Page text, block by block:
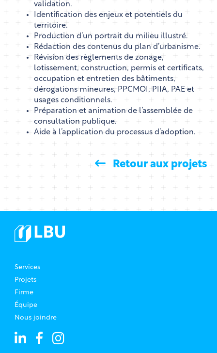
validation.
Identification des enjeux et potentiels du
territoire.
Production d’un portrait du milieu illustré.
Rédaction des contenus du plan d’urbanisme.
Révision des règlements de zonage,
lotissement, construction, permis et certificats,
occupation et entretien des bâtiments,
dérogations mineures, PPCMOI, PIIA, PAE et
usages conditionnels.
Préparation et animation de l’assemblée de
consultation publique.
Aide à l’application du processus d’adoption.
Retour aux projets
Services
Projets
Firme
Équipe
Nous joindre